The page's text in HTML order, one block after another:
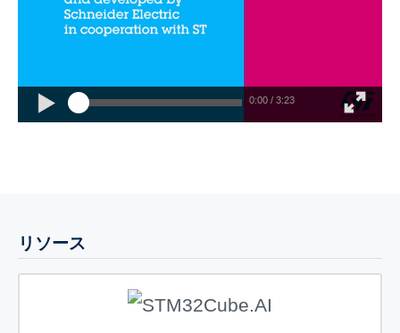
0:00 / 3:23
リソース